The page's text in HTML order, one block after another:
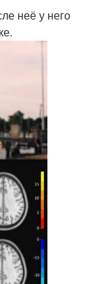
неё у него